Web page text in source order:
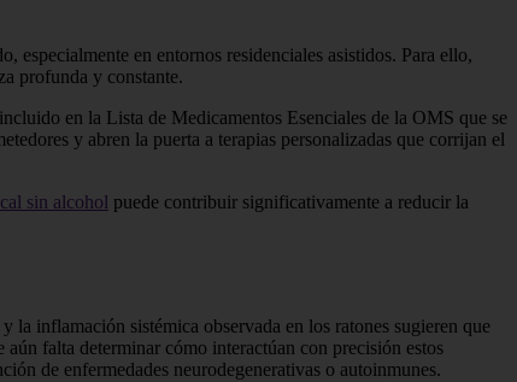
especialmente en entornos residenciales asistidos. Para ello,
profunda y constante.
en la Lista de Medicamentos Esenciales de la OMS que se
y abren la puerta a terapias personalizadas que corrijan el
sin alcohol puede contribuir significativamente a reducir la
la inflamación sistémica observada en los ratones sugieren que
falta determinar cómo interactúan con precisión estos
de enfermedades neurodegenerativas o autoinmunes.